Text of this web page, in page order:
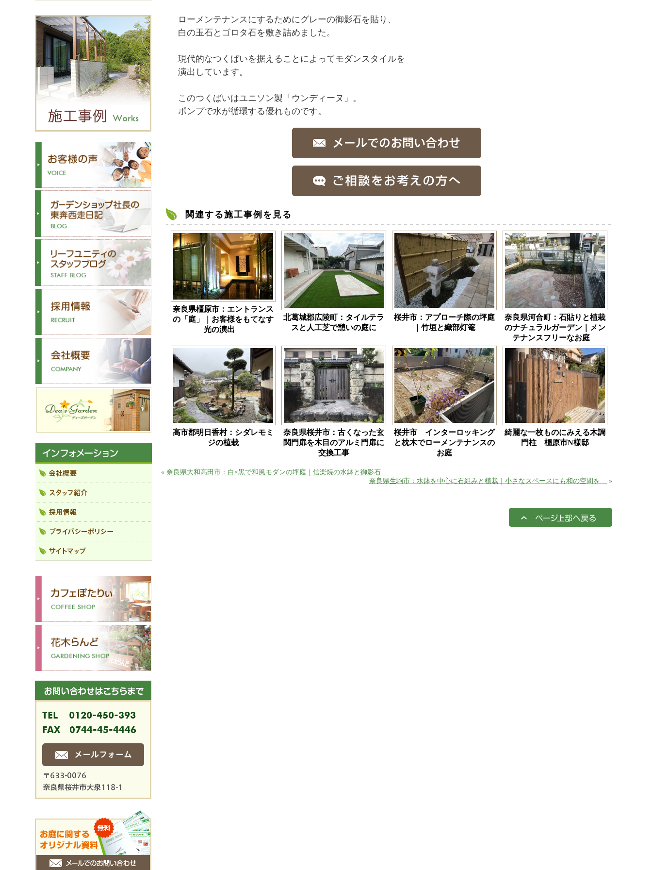
ローメンテナンスにするためにグレーの御影石を貼り、
白の玉石とゴロタ石を敷き詰めました。
現代的なつくばいを据えることによってモダンスタイルを
演出しています。
このつくばいはユニソン製「ウンディーヌ」。
ポンプで水が循環する優れものです。
関連する施工事例を見る
奈良県橿原市：エントランス
の「庭」｜お客様をもてなす
光の演出
北葛城郡広陵町：タイルテラ
スと人工芝で憩いの庭に
桜井市：アプローチ際の坪庭
｜竹垣と織部灯篭
奈良県河合町：石貼りと植栽
のナチュラルガーデン｜メン
テナンスフリーなお庭
高市郡明日香村：シダレモミ
ジの植栽
奈良県桜井市：古くなった玄
関門扉を木目のアルミ門扉に
交換工事
桜井市 インターロッキング
と枕木でローメンテナンスの
お庭
綺麗な一枚ものにみえる木調
門柱 橿原市N様邸
« 奈良県大和高田市：白×黒で和風モダンの坪庭｜信楽焼の水鉢と御影石
奈良県生駒市：水鉢を中心に石組みと植栽｜小さなスペースにも和の空間を
»